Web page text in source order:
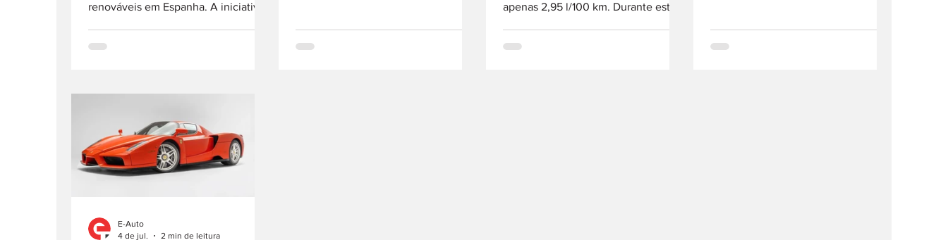
renováveis em Espanha. A iniciativa,
ainda este mês, pretende demonstrar
eletrificação, permitindo reduzir
substituir os veículos atuais nem a
infraestrutura existente. Num
contexto europeu marcado pelo
debate sobre a inclusã
modelo com estas características.
apenas 2,95 l/100 km. Durante este
e não registou avarias graves! Ao
e, na agenda, até à meta na capital
E-Auto
4 de jul.
2 min de leitura